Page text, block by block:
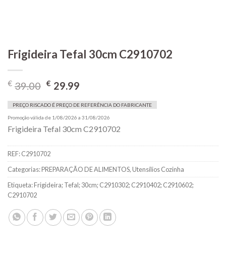
Frigideira Tefal 30cm C2910702
€ 39.00 O
original
era:
€39.00.
€ 29.99
atual
é:
€29.99.
PREÇO RISCADO É PREÇO DE REFERÊNCIA DO FABRICANTE
Promoção válida de 1/08/2026 a 31/08/2026
Frigideira Tefal 30cm C2910702
REF:C2910702
Categorias:PREPARAÇÃO DE ALIMENTOS,Utensílios Cozinha
Etiqueta:Frigideira; Tefal; 30cm; C2910302; C2910402; C2910602;
C2910702